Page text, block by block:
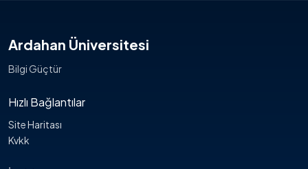
Ardahan Üniversitesi
Bilgi Güçtür
Hızlı Bağlantılar
Site Haritası
Kvkk